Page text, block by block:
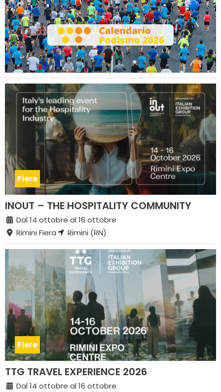
Fiere
INOUT – THE HOSPITALITY COMMUNITY
Dal 14 ottobre al 16 ottobre
Rimini Fiera
Rimini (RN)
Fiere
TTG TRAVEL EXPERIENCE 2026
Dal 14 ottobre al 16 ottobre